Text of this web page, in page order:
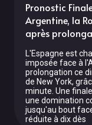
Pronostic
Argentine, la
après
L'Espagne est
imposée face à
prolongation ce
de New York,
minute. Une
une domination
jusqu'au bout
réduite à dix dès